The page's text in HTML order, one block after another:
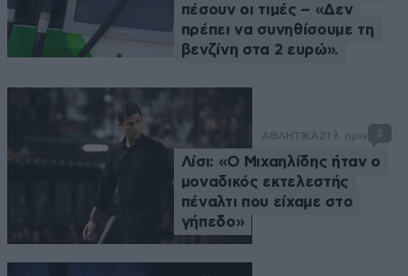
πέσουν οι τιμές – «Δεν
πρέπει να συνηθίσουμε τη
βενζίνη στα 2 ευρώ».
ΑΘΛΗΤΙΚΑ21 λ. πριν 3
Λίσι: «Ο Μιχαηλίδης ήταν ο
μοναδικός εκτελεστής
πέναλτι που είχαμε στο
γήπεδο»